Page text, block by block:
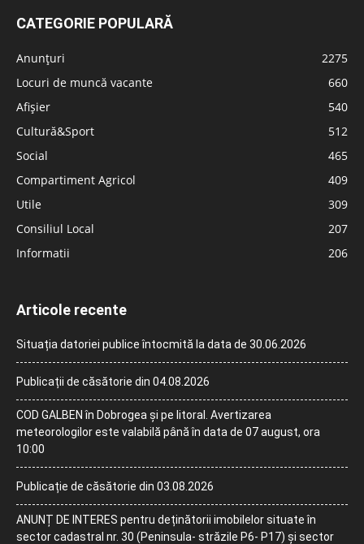
CATEGORIE POPULARĂ
Anunțuri
2275
Locuri de muncă vacante
660
Afișier
540
Cultură&Sport
512
Social
465
Compartiment Agricol
409
Utile
309
Consiliul Local
207
Informatii
206
Articole recente
Situația datoriei publice întocmită la data de 30.06.2026
Publicații de căsătorie din 04.08.2026
COD GALBEN în Dobrogea și pe litoral. Avertizarea
meteorologilor este valabilă până în data de 07 august, ora
10:00
Publicație de căsătorie din 03.08.2026
ANUNȚ DE INTERES pentru deținătorii imobilelor situate în
sector cadastral nr. 30 (Peninsula- străzile P6- P17) și sector